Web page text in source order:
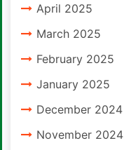
April 2025
March 2025
February 2025
January 2025
December 2024
November 2024